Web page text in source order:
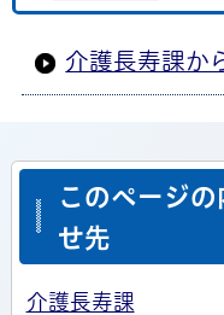
介護長寿課か
このページ
せ先
介護長寿課